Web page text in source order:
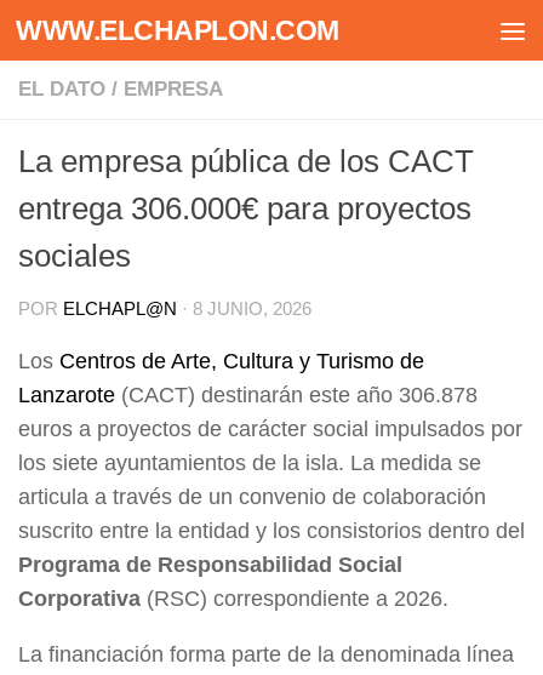
Saltar al contenido
WWW.ELCHAPLON.COM
EL DATO / EMPRESA
La empresa pública de los CACT
entrega 306.000€ para proyectos
sociales
POR ELCHAPL@N · 8 JUNIO, 2026
Los Centros de Arte, Cultura y Turismo de
Lanzarote (CACT) destinarán este año 306.878
euros a proyectos de carácter social impulsados por
los siete ayuntamientos de la isla. La medida se
articula a través de un convenio de colaboración
suscrito entre la entidad y los consistorios dentro del
Programa de Responsabilidad Social
Corporativa (RSC) correspondiente a 2026.
La financiación forma parte de la denominada línea